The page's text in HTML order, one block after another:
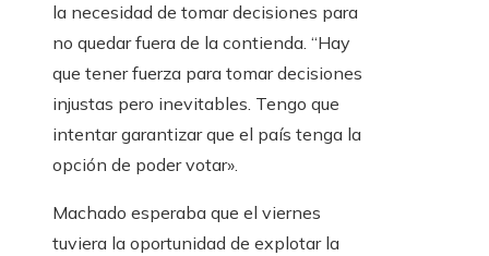
la necesidad de tomar decisiones para
no quedar fuera de la contienda. “Hay
que tener fuerza para tomar decisiones
injustas pero inevitables. Tengo que
intentar garantizar que el país tenga la
opción de poder votar».
Machado esperaba que el viernes
tuviera la oportunidad de explotar la